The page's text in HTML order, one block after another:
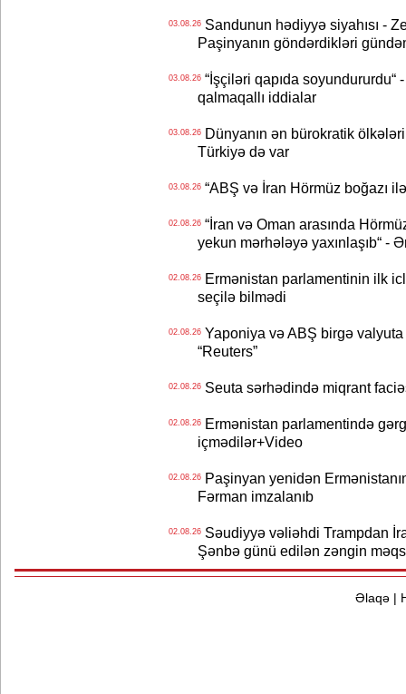
03.08.26Sandunun hədiyyə siyahısı -
Paşinyanın göndərdikləri
03.08.26“İşçiləri qapıda soyundururdu“
qalmaqallı iddialar
03.08.26Dünyanın ən bürokratik ölkələri
Türkiyə də var
03.08.26“ABŞ və İran Hörmüz boğazı ilə
02.08.26“İran və Oman arasında
yekun mərhələyə yaxınlaşıb“ -
02.08.26Ermənistan parlamentinin ilk
seçilə bilmədi
02.08.26Yaponiya və ABŞ birgə valyuta
“Reuters”
02.08.26Seuta sərhədində miqrant
02.08.26Ermənistan parlamentində
içmədilər+Video
02.08.26Paşinyan yenidən
Fərman imzalanıb
02.08.26Səudiyyə vəliəhdi Trampdan
Şənbə günü edilən zəngin
Əlaqə|